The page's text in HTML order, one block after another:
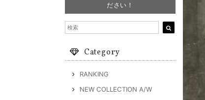
ださい！
Category
RANKING
NEW COLLECTION A/W